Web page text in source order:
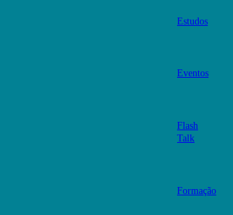
Estudos
Eventos
Flash
Talk
Formação